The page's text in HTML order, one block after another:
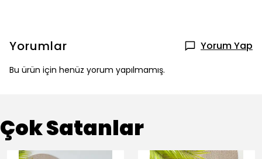
Yorumlar Yorum Yap
Bu ürün için henüz yorum yapılmamış.
Çok Satanlar